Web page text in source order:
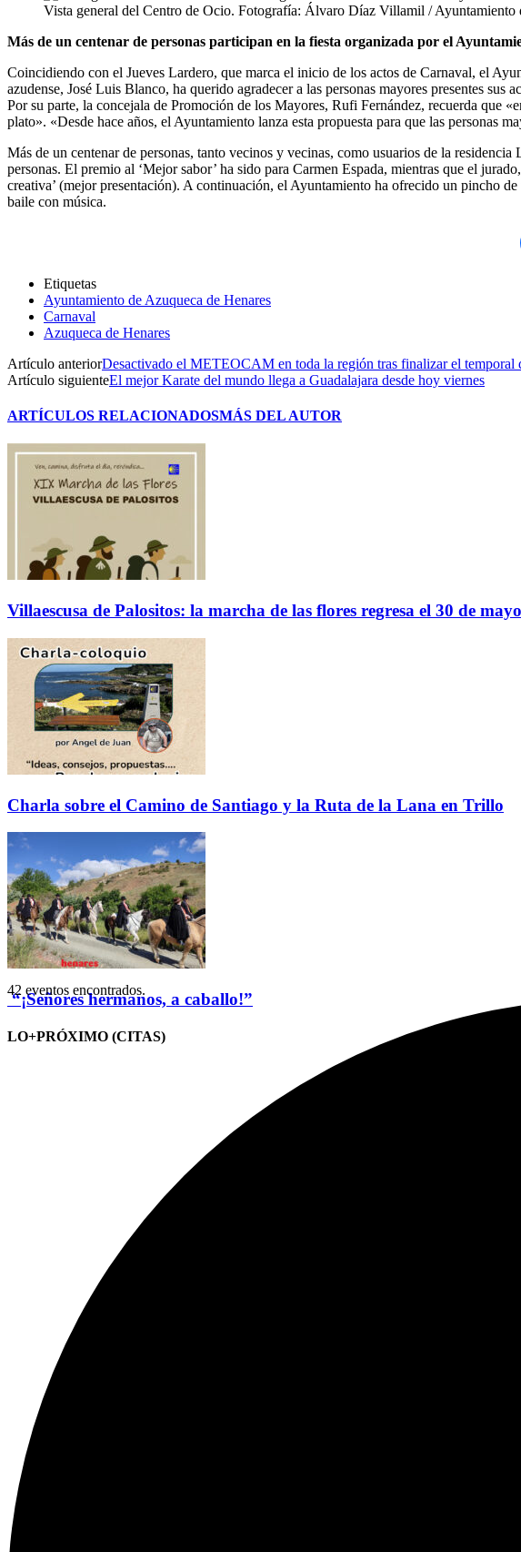
Vista general del Centro de Ocio. Fotografía: Álvaro Díaz Villamil / Ayuntamiento
Más de un centenar de personas participan en la fiesta organizada por el
Coincidiendo con el Jueves Lardero, que marca el inicio de los actos de Carnaval, el
azudense, José Luis Blanco, ha querido agradecer a las personas mayores presentes
Por su parte, la concejala de Promoción de los Mayores, Rufi Fernández, recuerda que
plato». «Desde hace años, el Ayuntamiento lanza esta propuesta para que las personas
Más de un centenar de personas, tanto vecinos y vecinas, como usuarios de la
personas. El premio al ‘Mejor sabor’ ha sido para Carmen Espada, mientras que el
creativa’ (mejor presentación). A continuación, el Ayuntamiento ha ofrecido un pincho
baile con música.
Etiquetas
Ayuntamiento de Azuqueca de Henares
Carnaval
Azuqueca de Henares
Artículo anteriorDesactivado el METEOCAM en toda la región tras finalizar el temporal
Artículo siguienteEl mejor Karate del mundo llega a Guadalajara desde hoy viernes
ARTÍCULOS RELACIONADOSMÁS DEL AUTOR
Villaescusa de Palositos: la marcha de las flores regresa el 30 de mayo
Charla sobre el Camino de Santiago y la Ruta de la Lana en Trillo
“¡Señores hermanos, a caballo!”
LO+PRÓXIMO (CITAS)
42 eventos encontrados.